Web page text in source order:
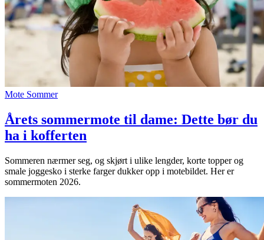
Mote Sommer
Årets sommermote til dame: Dette bør du
ha i kofferten
Sommeren nærmer seg, og skjørt i ulike lengder, korte topper og
smale joggesko i sterke farger dukker opp i motebildet. Her er
sommermoten 2026.